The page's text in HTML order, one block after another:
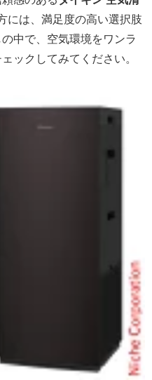
には、満足度の高い選択肢
中で、空気環境をワンラ
ックしてみてください。